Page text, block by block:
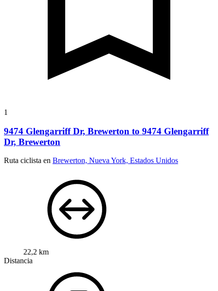
1
9474 Glengarriff Dr, Brewerton to 9474 Glengarriff
Dr, Brewerton
Ruta ciclista en Brewerton, Nueva York, Estados Unidos
22,2 km
Distancia